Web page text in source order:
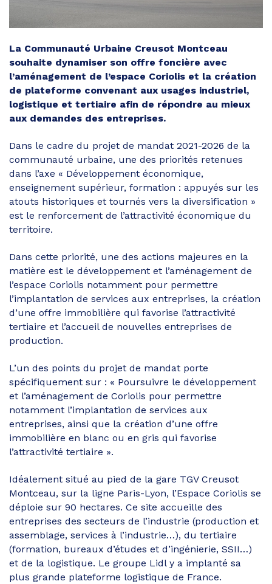
La Communauté Urbaine Creusot Montceau
souhaite dynamiser son offre foncière avec
l’aménagement de l’espace Coriolis et la création
de plateforme convenant aux usages industriel,
logistique et tertiaire afin de répondre au mieux
aux demandes des entreprises.
Dans le cadre du projet de mandat 2021-2026 de la
communauté urbaine, une des priorités retenues
dans l’axe « Développement économique,
enseignement supérieur, formation : appuyés sur les
atouts historiques et tournés vers la diversification »
est le renforcement de l’attractivité économique du
territoire.
Dans cette priorité, une des actions majeures en la
matière est le développement et l’aménagement de
l’espace Coriolis notamment pour permettre
l’implantation de services aux entreprises, la création
d’une offre immobilière qui favorise l’attractivité
tertiaire et l’accueil de nouvelles entreprises de
production.
L’un des points du projet de mandat porte
spécifiquement sur : « Poursuivre le développement
et l’aménagement de Coriolis pour permettre
notamment l’implantation de services aux
entreprises, ainsi que la création d’une offre
immobilière en blanc ou en gris qui favorise
l’attractivité tertiaire ».
Idéalement situé au pied de la gare TGV Creusot
Montceau, sur la ligne Paris-Lyon, l’Espace Coriolis se
déploie sur 90 hectares. Ce site accueille des
entreprises des secteurs de l’industrie (production et
assemblage, services à l’industrie…), du tertiaire
(formation, bureaux d’études et d’ingénierie, SSII…)
et de la logistique. Le groupe Lidl y a implanté sa
plus grande plateforme logistique de France.